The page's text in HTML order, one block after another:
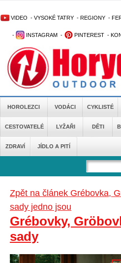
VIDEO - VYSOKÉ TATRY - REGIONY -
- INSTAGRAM - PINTEREST -
HOROLEZCI VODÁCI CYKLISTÉ
CESTOVATELÉ LYŽAŘI DĚTI
ZDRAVÍ JÍDLO A PITÍ
Zpět na článek Grébovka,
sady jedno jsou
Grébovky,
sady